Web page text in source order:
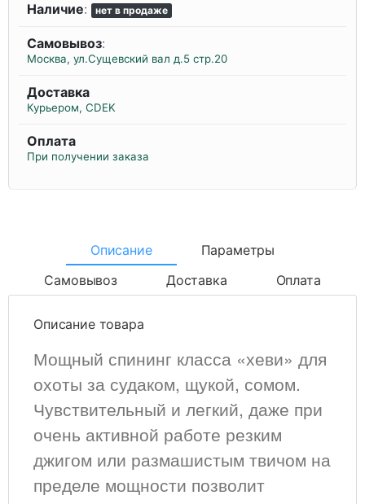
Наличие: нет в продаже
Самовывоз:
Москва, ул.Сущевский вал д.5 стр.20
Доставка
Курьером, CDEK
Оплата
При получении заказа
Описание
Параметры
Самовывоз
Доставка Оплата
Описание товара
Мощный спининг класса «хеви» для
охоты за судаком, щукой, сомом.
Чувствительный и легкий, даже при
очень активной работе резким
джигом или размашистым твичом на
пределе мощности позволит